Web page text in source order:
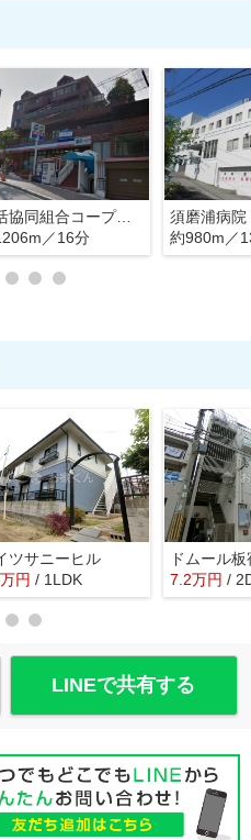
生活協同組合コープこうべ コープミニ須磨寺
／16分
須磨浦病院
約980m／
ツサニーヒル
万円 / 1LDK
ドムール板
7.2万円 /
LINEで共有する